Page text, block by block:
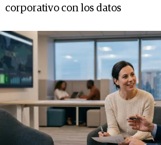
corporativo con los datos